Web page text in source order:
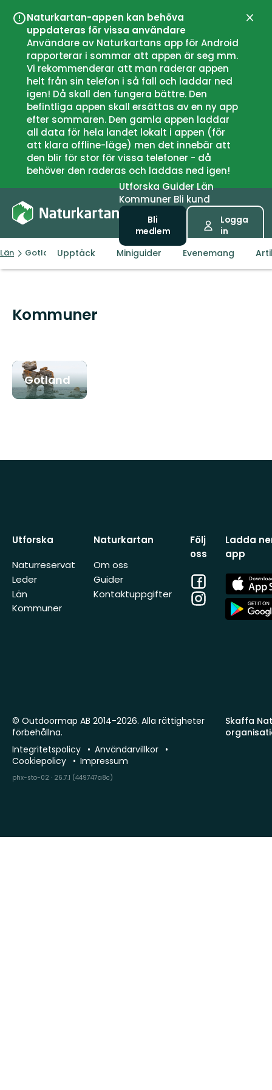
Naturkartan-appen kan behöva
uppdateras för vissa användare
Användare av Naturkartans app för Android
rapporterar i sommar att appen är seg mm.
Vi rekommenderar att man raderar appen
helt från sin telefon i så fall och laddar ned
igen! Då skall den fungera bättre. Den
befintliga appen skall ersättas av en ny app
efter sommaren. Den gamla appen laddar
all data för hela landet lokalt i appen (för
att klara offline-läge) men det innebär att
den blir för stor för vissa telefoner - då
behöver den raderas och laddas ned igen!
UtforskaGuiderLän
Kommuner Bli kund
Bli
medlem
Logga
in
Län Gotlands länUpptäck Miniguider Evenemang
Kommuner
Gotland
Utforska
Naturreservat
Leder
Län
Kommuner
Naturkartan
Om oss
Guider
Kontaktuppgifter
Följ
oss
Facebook
Instagram
Ladda
app
App
Store
App
Store
Skaffa
© Outdoormap AB 2014-2026. Alla rättigheter
förbehållna.
Integritetspolicy
Användarvillkor
Cookiepolicy
Impressum
phx-sto-02 · 26.7.1 (449747a8c)